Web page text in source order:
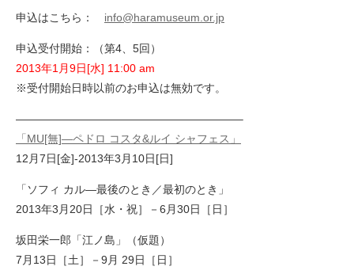
申込はこちら： info@haramuseum.or.jp
申込受付開始：（第4、5回）
2013年1月9日[水] 11:00 am
※受付開始日時以前のお申込は無効です。
————————————————————–
「MU[無]―ペドロ コスタ&ルイ シャフェス」
12月7日[金]-2013年3月10日[日]
「ソフィ カル―最後のとき／最初のとき」
2013年3月20日［水・祝］－6月30日［日］
坂田栄一郎「江ノ島」（仮題）
7月13日［土］－9月 29日［日］